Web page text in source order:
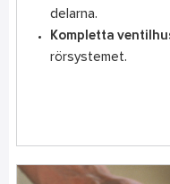
delarna.
Kompletta
rörsystemet.